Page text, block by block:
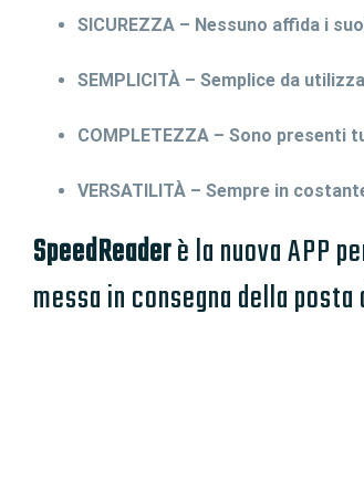
SICUREZZA – Nessuno affida i
SEMPLICITÀ – Semplice da
COMPLETEZZA – Sono presenti
VERSATILITÀ – Sempre in
SpeedReaderè la nuova APP
messa in consegna della